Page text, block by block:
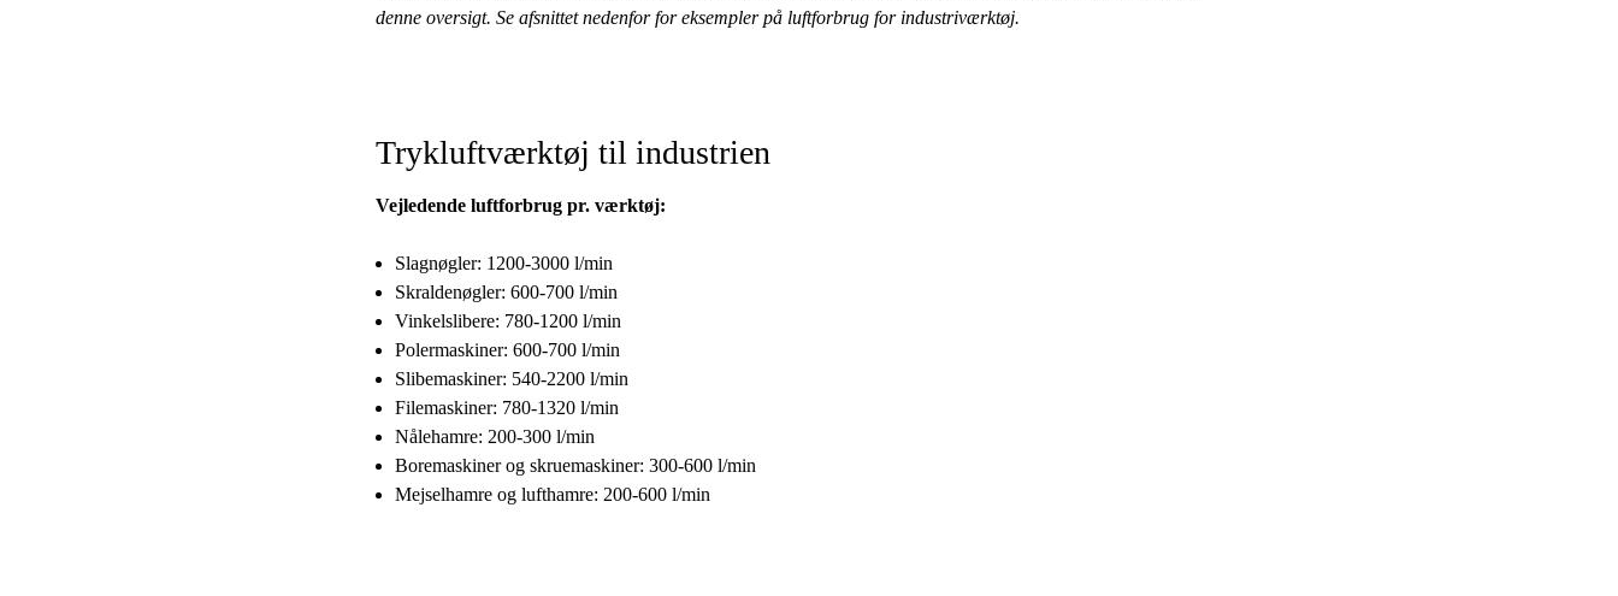
denne oversigt. Se afsnittet nedenfor for eksempler på luftforbrug for industriværktøj.
Trykluftværktøj til industrien
Vejledende luftforbrug pr. værktøj:
Slagnøgler: 1200-3000 l/min
Skraldenøgler: 600-700 l/min
Vinkelslibere: 780-1200 l/min
Polermaskiner: 600-700 l/min
Slibemaskiner: 540-2200 l/min
Filemaskiner: 780-1320 l/min
Nålehamre: 200-300 l/min
Boremaskiner og skruemaskiner: 300-600 l/min
Mejselhamre og lufthamre: 200-600 l/min